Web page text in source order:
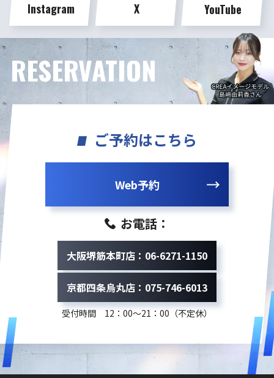
Instagram X YouTube
RESERVATION
ご予約はこちら
Web予約
お電話：
大阪堺筋本町店：06-6271-1150
京都四条烏丸店：075-746-6013
受付時間 12：00～21：00（不定休）